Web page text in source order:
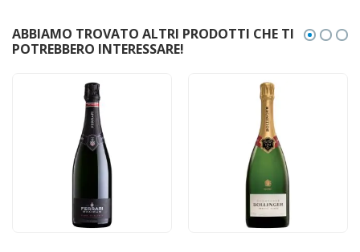
ABBIAMO TROVATO ALTRI PRODOTTI CHE TI
POTREBBERO INTERESSARE!